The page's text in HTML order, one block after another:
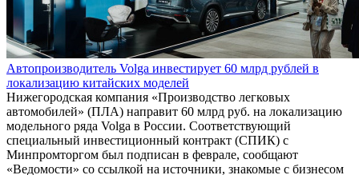
Автопроизводитель Volga инвестирует 60 млрд рублей в
локализацию китайских моделей
Нижегородская компания «Производство легковых
автомобилей» (ПЛА) направит 60 млрд руб. на локализацию
модельного ряда Volga в России. Соответствующий
специальный инвестиционный контракт (СПИК) с
Минпромторгом был подписан в феврале, сообщают
«Ведомости» со ссылкой на источники, знакомые с бизнесом